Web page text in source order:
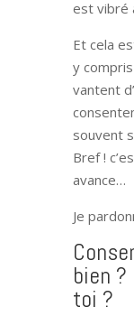
est vibré
Et cela
y
vantent
souvent
Bref !
avance…
Je
bien
toi ?